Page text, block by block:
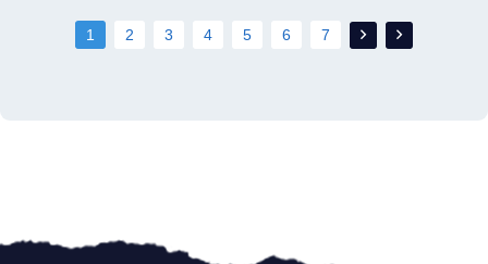
1 2 3 4 5 6 7